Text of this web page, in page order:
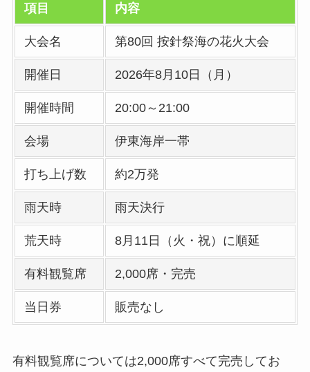
項目 内容
大会名 第80回 按針祭海の花火大会
開催日 2026年8月10日（月）
開催時間 20:00～21:00
会場 伊東海岸一帯
打ち上げ数 約2万発
雨天時 雨天決行
荒天時 8月11日（火・祝）に順延
有料観覧席 2,000席・完売
当日券 販売なし
有料観覧席については2,000席すべて完売してお